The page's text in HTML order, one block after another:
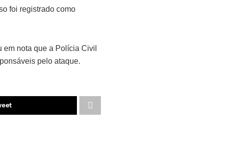
foi registrado como
nota que a Polícia Civil
pelo ataque.